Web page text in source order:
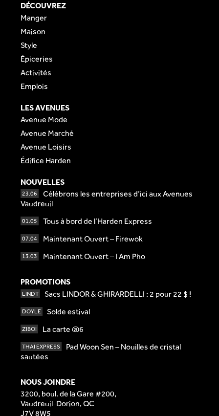
DÉCOUVREZ
Manger
Maison
Style
Épiceries
Activités
Emplois
LES AVENUES
Avenue Mode
Avenue Marché
Avenue Loisirs
Édifice Harden
NOUVELLES
23.06
Célébrons les entreprises d’ici aux Avenues
Vaudreuil
01.05 Tous à bord de l’Harden Express
07.04 Maintenant Ouvert – Firewok
13.03 Maintenant Ouvert – I Am Pho
PROMOTIONS
LINDT Sacs LINDOR & GHIRARDELLI : 2 pour 22 $ !
DOYLE Solde estival
ZIBO! La carte @6
THAÏ EXPRESS
Pad Woon Sen – Nouilles de cristal
sautées
NOUS JOINDRE
3200, boul. de la Gare #200,
Vaudreuil-Dorion, QC
J7V 8W5